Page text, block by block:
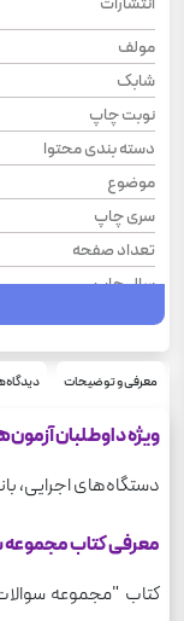
مولف
شابک
نوبت چاپ
دسته بندی محتوا
موضوع
سری چاپ
تعداد صفحه
سال چاپ
وزن
معرفی و توضیحات
ویژه داوطلبان
دستگاه‌های اجرایی،
معرفی کتاب مجموعه
کتاب "مجموعه